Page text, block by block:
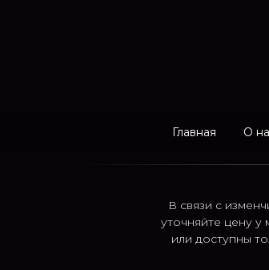
Главная О
В связи с
уточняйте цену
или доступны